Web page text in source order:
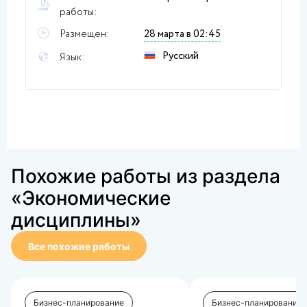
работы:
Размещен:
28 марта в 02:45
Язык:
Русский
Похожие работы из раздела
«Экономические
дисциплины»
Все похожие работы
Бизнес-планирование Бизнес-планирование